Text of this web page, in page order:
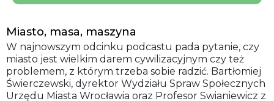
Miasto, masa, maszyna
W najnowszym odcinku podcastu pada pytanie, czy
miasto jest wielkim darem cywilizacyjnym czy też
problemem, z którym trzeba sobie radzić. Bartłomiej
Świerczewski, dyrektor Wydziału Spraw Społecznych
Urzędu Miasta Wrocławia oraz Profesor Swianiewicz z